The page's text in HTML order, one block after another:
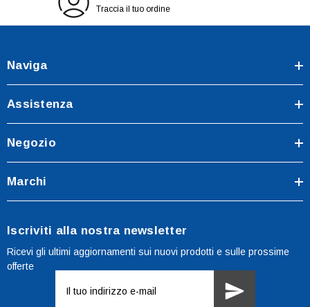
Traccia il tuo ordine
Naviga
Assistenza
Negozio
Marchi
Iscriviti alla nostra newsletter
Ricevi gli ultimi aggiornamenti sui nuovi prodotti e sulle prossime
offerte